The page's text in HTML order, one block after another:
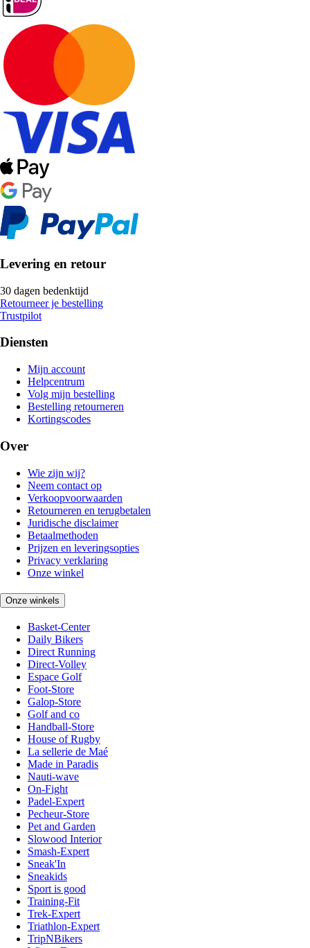
Levering en retour
30 dagen bedenktijd
Retourneer je bestelling
Trustpilot
Diensten
Mijn account
Helpcentrum
Volg mijn bestelling
Bestelling retourneren
Kortingscodes
Over
Wie zijn wij?
Neem contact op
Verkoopvoorwaarden
Retourneren en terugbetalen
Juridische disclaimer
Betaalmethoden
Prijzen en leveringsopties
Privacy verklaring
Onze winkel
Onze winkels
Basket-Center
Daily Bikers
Direct Running
Direct-Volley
Espace Golf
Foot-Store
Galop-Store
Golf and co
Handball-Store
House of Rugby
La sellerie de Maé
Made in Paradis
Nauti-wave
On-Fight
Padel-Expert
Pecheur-Store
Pet and Garden
Slowood Interior
Smash-Expert
Sneak'In
Sneakids
Sport is good
Training-Fit
Trek-Expert
Triathlon-Expert
TripNBikers